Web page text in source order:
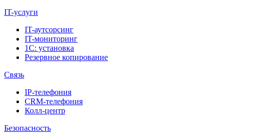
IT-услуги
IT-аутсорсинг
IT-мониторинг
1С: установка
Резервное копирование
Связь
IP-телефония
CRM-телефония
Колл-центр
Безопасность